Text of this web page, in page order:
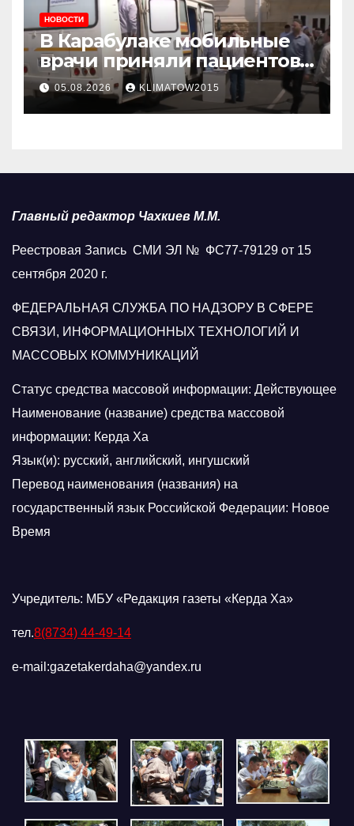
НОВОСТИ
В Карабулаке мобильные
врачи приняли пациентов
у стен мечети
05.08.2026 KLIMATOW2015
Главный редактор Чахкиев М.М.
Реестровая Запись СМИ ЭЛ № ФС77-79129 от 15
сентября 2020 г.
ФЕДЕРАЛЬНАЯ СЛУЖБА ПО НАДЗОРУ В СФЕРЕ
СВЯЗИ, ИНФОРМАЦИОННЫХ ТЕХНОЛОГИЙ И
МАССОВЫХ КОММУНИКАЦИЙ
Статус средства массовой информации: Действующее
Наименование (название) средства массовой
информации: Керда Ха
Язык(и): русский, английский, ингушский
Перевод наименования (названия) на
государственный язык Российской Федерации: Новое
Время
Учредитель: МБУ «Редакция газеты «Керда Ха»
тел.8(8734) 44-49-14
e-mail:gazetakerdaha@yandex.ru